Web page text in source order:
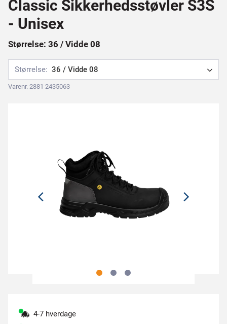
Classic Sikkerhedsstøvler S3S
- Unisex
Størrelse: 36 / Vidde 08
Størrelse: 36 / Vidde 08
Varenr. 2881 2435063
4-7 hverdage